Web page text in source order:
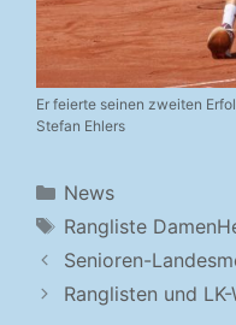
Er feierte seinen zweiten
Stefan Ehlers
Kategorien
News
Schlagwörter
Rangliste
Senioren-
Ranglisten und